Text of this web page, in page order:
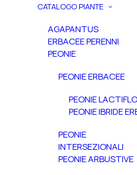
CATALOGO PIANTE
AGAPANTUS
ERBACEE PERENNI
PEONIE
PEONIE ERBACEE
PEONIE
PEONIE IBRIDE
PEONIE
INTERSEZIONALI
PEONIE ARBUSTIVE